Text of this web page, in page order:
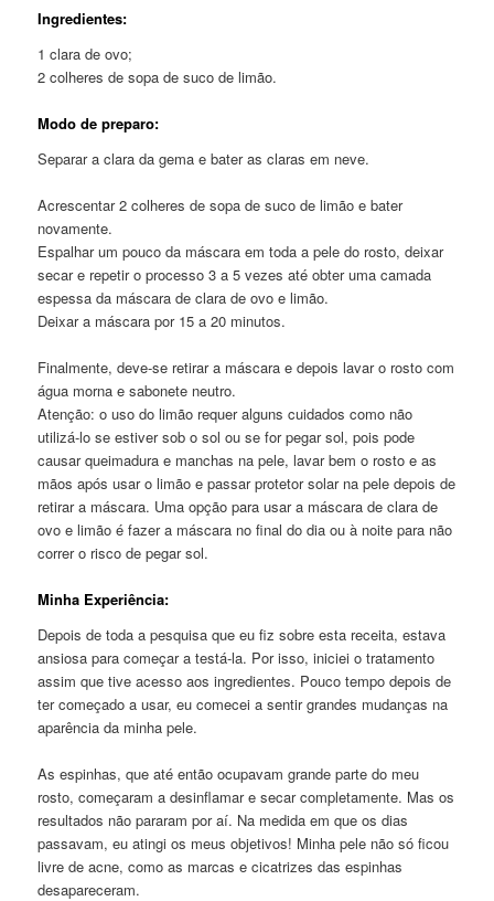
Ingredientes:
1 clara de ovo;
2 colheres de sopa de suco de limão.
Modo de preparo:
Separar a clara da gema e bater as claras em neve.
Acrescentar 2 colheres de sopa de suco de limão e bater
novamente.
Espalhar um pouco da máscara em toda a pele do rosto, deixar
secar e repetir o processo 3 a 5 vezes até obter uma camada
espessa da máscara de clara de ovo e limão.
Deixar a máscara por 15 a 20 minutos.
Finalmente, deve-se retirar a máscara e depois lavar o rosto com
água morna e sabonete neutro.
Atenção: o uso do limão requer alguns cuidados como não
utilizá-lo se estiver sob o sol ou se for pegar sol, pois pode
causar queimadura e manchas na pele, lavar bem o rosto e as
mãos após usar o limão e passar protetor solar na pele depois de
retirar a máscara. Uma opção para usar a máscara de clara de
ovo e limão é fazer a máscara no final do dia ou à noite para não
correr o risco de pegar sol.
Minha Experiência:
Depois de toda a pesquisa que eu fiz sobre esta receita, estava
ansiosa para começar a testá-la. Por isso, iniciei o tratamento
assim que tive acesso aos ingredientes. Pouco tempo depois de
ter começado a usar, eu comecei a sentir grandes mudanças na
aparência da minha pele.
As espinhas, que até então ocupavam grande parte do meu
rosto, começaram a desinflamar e secar completamente. Mas os
resultados não pararam por aí. Na medida em que os dias
passavam, eu atingi os meus objetivos! Minha pele não só ficou
livre de acne, como as marcas e cicatrizes das espinhas
desapareceram.